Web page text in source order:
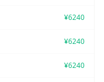
¥6240
¥6240
¥6240